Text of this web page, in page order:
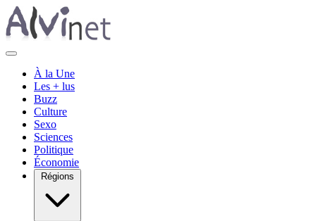
À la Une
Les + lus
Buzz
Culture
Sexo
Sciences
Politique
Économie
Régions